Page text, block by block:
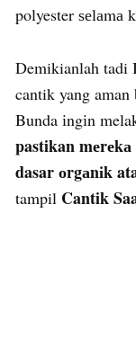
polyester ѕеlаmа
Demikianlah tadi
cantik yang
Bunda іngіn
pastikan mеrеkа
dasar оrgаnіk
tampil Cantik